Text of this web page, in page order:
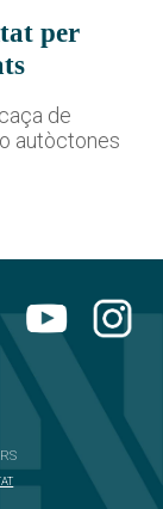
per
de
autòctones